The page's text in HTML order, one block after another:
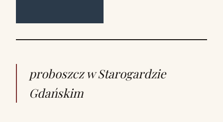
proboszcz w Starogardzie
Gdańskim